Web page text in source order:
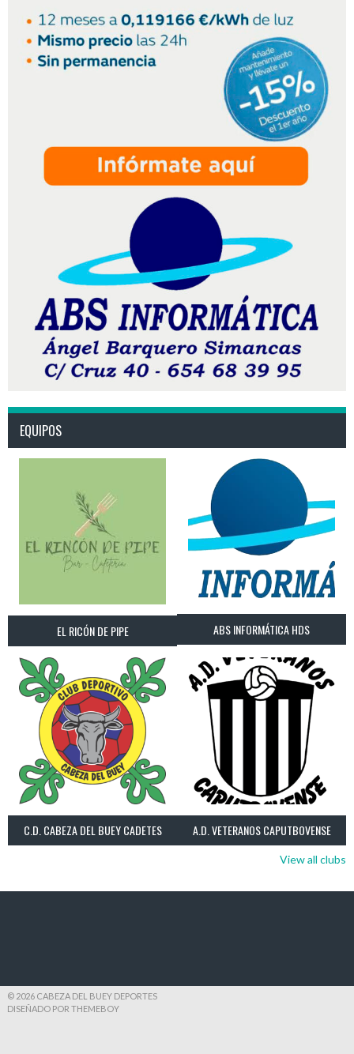
EQUIPOS
EL RICÓN DE PIPE ABS INFORMÁTICA HDS
C.D. CABEZA DEL BUEY CADETES A.D. VETERANOS CAPUTBOVENSE
View all clubs
© 2026 CABEZA DEL BUEY DEPORTES
DISEÑADO POR THEMEBOY